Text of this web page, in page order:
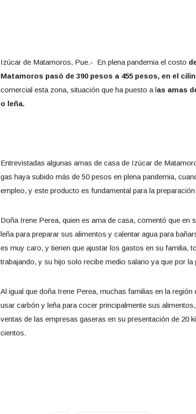
Izúcar de Matamoros, Pue.- En plena pandemia el costo
Matamoros pasó de 390 pesos a 455 pesos, en el
comercial esta zona, situación que ha puesto a las amas
o leña.
Entrevistadas algunas amas de casa de Izúcar de
gas haya subido más de 50 pesos en plena pandemia,
empleo, y este producto es fundamental para la
Doña Irene Perea, quien es ama de casa, comentó que en
leña para preparar sus alimentos y calentar agua para
es muy caro, y tienen que ajustar los gastos en su familia,
trabajando, y su hijo solo recibe medio salario ya que por
Al igual que doña Irene Perea, muchas familias en la
usar carbón y leña para cocer principalmente sus
ventas de las empresas gaseras en su presentación de 20
cientos.